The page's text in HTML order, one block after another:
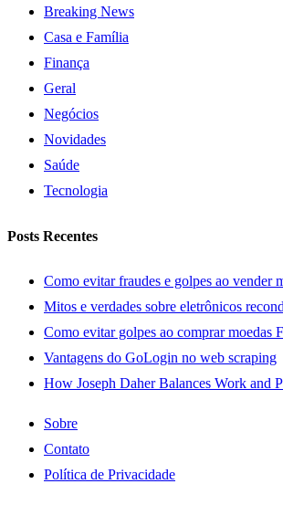
Breaking News
Casa e Família
Finança
Geral
Negócios
Novidades
Saúde
Tecnologia
Posts Recentes
Como evitar fraudes e golpes ao vender
Mitos e verdades sobre eletrônicos
Como evitar golpes ao comprar moedas
Vantagens do GoLogin no web scraping
How Joseph Daher Balances Work and
Sobre
Contato
Política de Privacidade